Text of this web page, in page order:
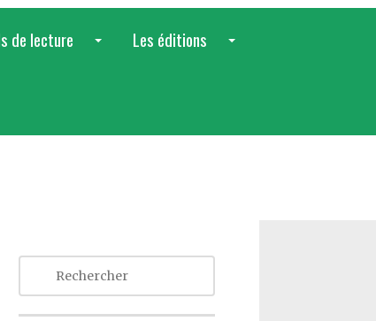
de lecture
Les éditions